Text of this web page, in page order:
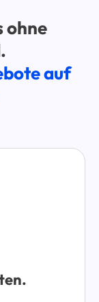
ohne
auf